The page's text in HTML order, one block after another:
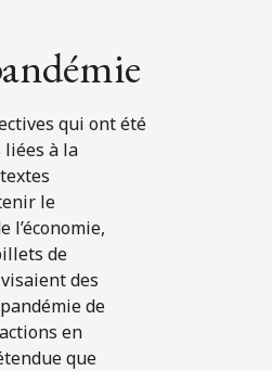
qui ont été
liées à la
le
l’économie,
de
des
de
en
que